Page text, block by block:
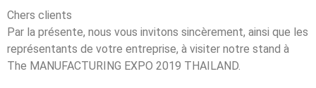
Chers clients
Par la présente, nous vous invitons sincèrement, ainsi que les
représentants de votre entreprise, à visiter notre stand à
The MANUFACTURING EXPO 2019 THAILAND.